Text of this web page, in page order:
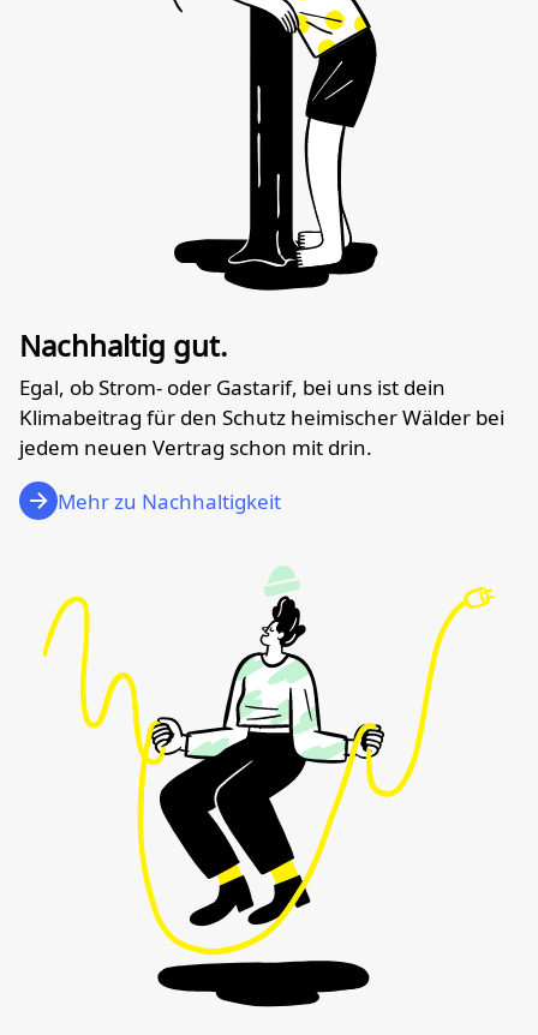
Nachhaltig gut.
Egal, ob Strom- oder Gastarif, bei uns ist dein
Klimabeitrag für den Schutz heimischer Wälder bei
jedem neuen Vertrag schon mit drin.
Mehr zu Nachhaltigkeit